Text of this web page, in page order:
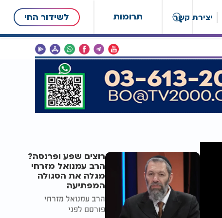
תרומות לשידור החי יצירת קשר
רוצים שפע ופרנסה?
הרב עמנואל מזרחי
מגלה את הסגולה
המפתיעה
הרב עמנואל מזרחי
פורסם לפני